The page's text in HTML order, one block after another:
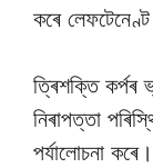
কৰে
ত্ৰিশক্তি কৰ্পৰ
নিৰাপত্তা
পৰ্যালোচনা কৰে।